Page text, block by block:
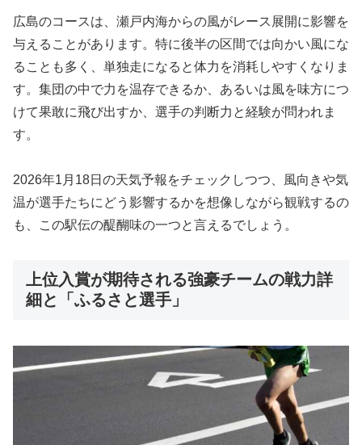
広島のコースは、瀬戸内海からの風がレース展開に影響を
与えることがあります。特に後半の区間では向かい風にな
ることも多く、単独走になると体力を消耗しやすくなりま
す。集団の中で力を温存できるか、あるいは風を味方につ
けて果敢に飛び出すか、選手の判断力と経験が問われま
す。
2026年1月18日の天気予報をチェックしつつ、風向きや気
温が選手たちにどう影響するかを想像しながら観戦するの
も、この駅伝の醍醐味の一つと言えるでしょう。
上位入賞が期待される強豪チームの戦力詳
細と「ふるさと選手」